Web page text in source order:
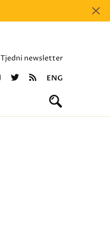
Tjedni newsletter
ENG